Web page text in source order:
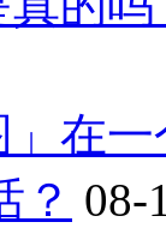
」在
？ 08-